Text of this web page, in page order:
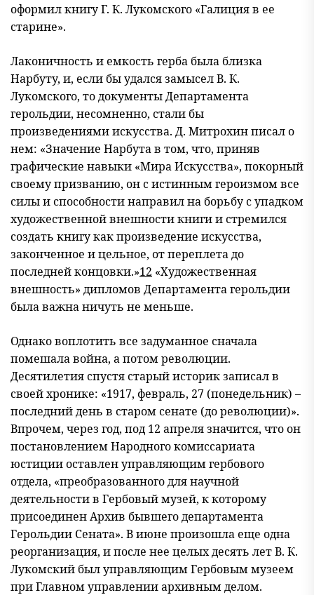
оформил книгу Г. К. Лукомского «Галиция в ее
старине».
Лаконичность и емкость герба была близка
Нapбуту, и, если бы удался замысел В. К.
Лукомского, то документы Департамента
герольдии, несомненно, стали бы
произведениями искусства. Д. Митрохин писал о
нем: «Значение Нарбута в том, что, приняв
графические навыки «Мира Искусства», покорный
своему призванию, он с истинным героизмом все
силы и способности направил на борьбу с упадком
художественной внешности книги и стремился
создать книгу как произведение искусства,
законченное и цельное, от переплета до
последней концовки.»12 «Художественная
внешность» дипломов Департамента герольдии
была важна ничуть не меньше.
Однако воплотить все задуманное сначала
помешала война, а потом революции.
Десятилетия спустя старый историк записал в
своей хронике: «1917, февраль, 27 (понедельник) –
последний день в старом сенате (до революции)».
Впрочем, через год, под 12 апреля значится, что он
постановлением Народного комиссариата
юстиции оставлен управляющим гербового
отдела, «преобразованного для научной
деятельности в Гербовый музей, к которому
присоединен Архив бывшего департамента
Герольдии Сената». В июне произошла еще одна
реорганизация, и после нее целых десять лет В. К.
Лукомский был управляющим Гербовым музеем
при Главном управлении архивным делом.